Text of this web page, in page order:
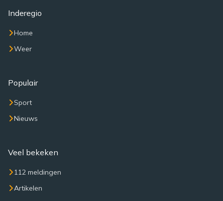
Inderegio
Home
Weer
Populair
Sport
Nieuws
Veel bekeken
112 meldingen
Artikelen